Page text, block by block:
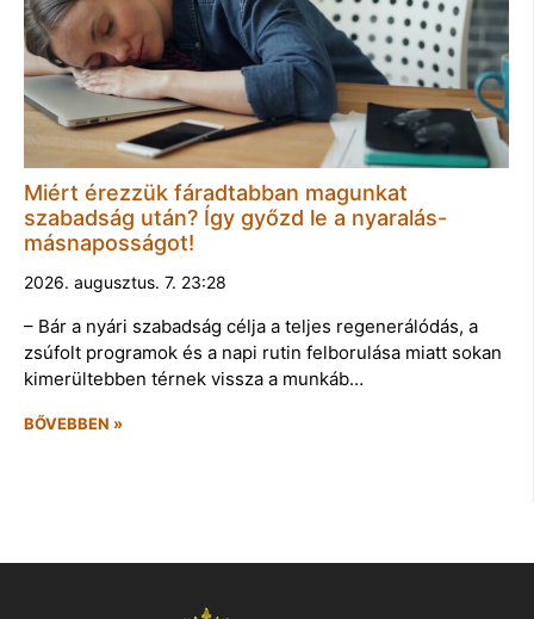
Miért érezzük fáradtabban magunkat
szabadság után? Így győzd le a nyaralás-
másnaposságot!
2026. augusztus. 7. 23:28
– Bár a nyári szabadság célja a teljes regenerálódás, a
zsúfolt programok és a napi rutin felborulása miatt sokan
kimerültebben térnek vissza a munkáb…
BŐVEBBEN »